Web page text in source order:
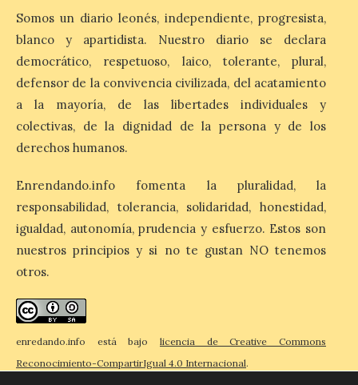
esas […]
El eclipse genera un boom
de reservas hoteleras y
precios desorbitados,
según SiteMinder
Asturias lidera el impacto
del fenómeno, con el
mayor aumento en
reservas, precios y
auge de la demanda redefine la
estancias más breves en torno al evento.
Madrid, 7 agosto de […]
Somos un diario leonés, independiente, progresista,
blanco y apartidista. Nuestro diario se declara
democrático, respetuoso, laico, tolerante, plural,
defensor de la convivencia civilizada, del acatamiento
a la mayoría, de las libertades individuales y
colectivas, de la dignidad de la persona y de los
derechos humanos.
Enrendando.info fomenta la pluralidad, la
responsabilidad, tolerancia, solidaridad, honestidad,
igualdad, autonomía, prudencia y esfuerzo. Estos son
nuestros principios y si no te gustan NO tenemos
otros.
enredando.info está bajo licencia de Creative Commons
Reconocimiento-CompartirIgual 4.0 Internacional.